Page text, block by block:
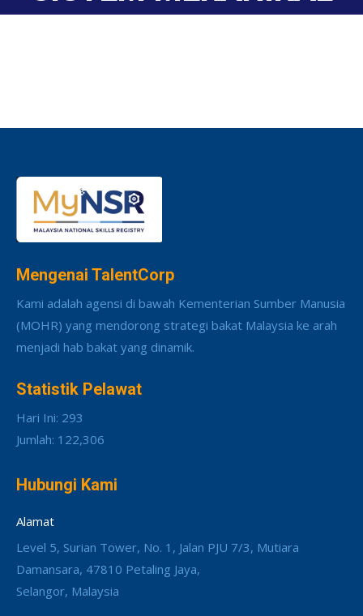
Mengenai TalentCorp
Kami adalah agensi di bawah Kementerian Sumber Manusia
(MOHR) yang mendorong strategi bakat Malaysia ke arah
menjadi hab bakat yang dinamik.
Statistik Pelawat
Hari Ini: 293
Jumlah: 122,306
Hubungi Kami
Alamat
Level 5, Surian Tower, No. 1, Jalan PJU 7/3, Mutiara
Damansara, 47810 Petaling Jaya,
Selangor, Malaysia